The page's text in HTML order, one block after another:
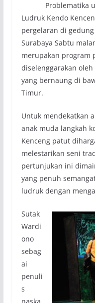
Problematika
Ludruk Kendo
pergelaran di
Surabaya Sabtu
merupakan program
diselenggarakan oleh
yang bernaung di
Timur.
Untuk mendekatkan
anak muda langkah
Kenceng patut
melestarikan seni
pertunjukan ini
yang penuh
ludruk dengan
Sutak
Wardi
ono
sebag
ai
penuli
s